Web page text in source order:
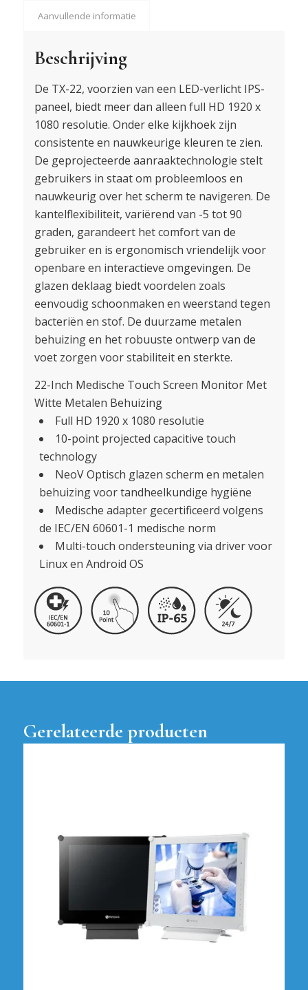
Aanvullende informatie
Beschrijving
De TX-22, voorzien van een LED-verlicht IPS-
paneel, biedt meer dan alleen full HD 1920 x
1080 resolutie. Onder elke kijkhoek zijn
consistente en nauwkeurige kleuren te zien.
De geprojecteerde aanraaktechnologie stelt
gebruikers in staat om probleemloos en
nauwkeurig over het scherm te navigeren. De
kantelflexibiliteit, variërend van -5 tot 90
graden, garandeert het comfort van de
gebruiker en is ergonomisch vriendelijk voor
openbare en interactieve omgevingen. De
glazen deklaag biedt voordelen zoals
eenvoudig schoonmaken en weerstand tegen
bacteriën en stof. De duurzame metalen
behuizing en het robuuste ontwerp van de
voet zorgen voor stabiliteit en sterkte.
22-Inch Medische Touch Screen Monitor Met
Witte Metalen Behuizing
Full HD 1920 x 1080 resolutie
10-point projected capacitive touch
technology
NeoV Optisch glazen scherm en metalen
behuizing voor tandheelkundige hygiëne
Medische adapter gecertificeerd volgens
de IEC/EN 60601-1 medische norm
Multi-touch ondersteuning via driver voor
Linux en Android OS
Gerelateerde producten